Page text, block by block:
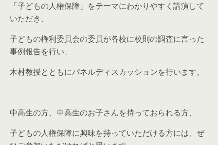
「子どもの人権保障」をテーマにわかりやすく講演して
いただき、
子どもの権利委員会の委員が各校に校則の調査に言った
事例報告を行い、
木村教授とともにパネルディスカッションを行います。
中高生の方、中高生のお子さんを持っておられる方、
子どもの人権保障に興味を持っていただける方には、ぜ